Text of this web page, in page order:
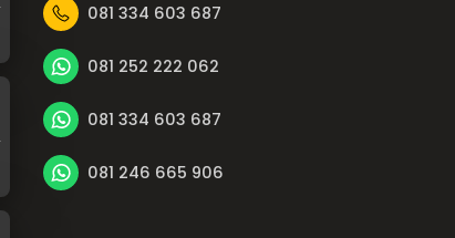
081 334 603 687
081 252 222 062
081 334 603 687
081 246 665 906